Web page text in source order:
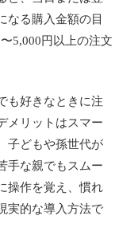
なる購入金額の目
5,000円以上の注文
も好きなときに注
メリットはスマー
子どもや孫世代が
手な親でもスムー
操作を覚え、慣れ
実的な導入方法で